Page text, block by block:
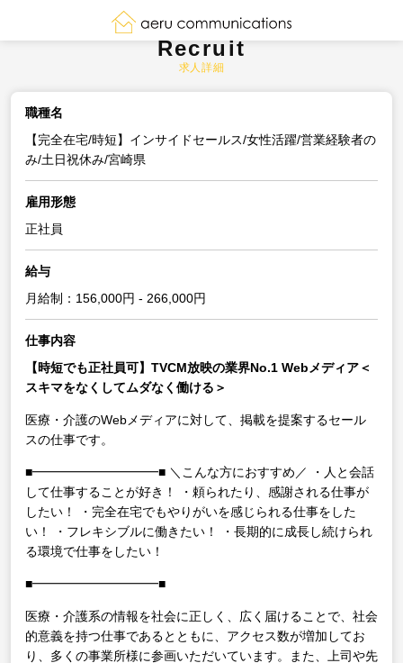
Recruit
求人詳細
職種名
【完全在宅/時短】インサイドセールス/女性活躍/営業経験者の
み/土日祝休み/宮崎県
雇用形態
正社員
給与
月給制：156,000円 - 266,000円
仕事内容
【時短でも正社員可】TVCM放映の業界No.1 Webメディア＜
スキマをなくしてムダなく働ける＞
医療・介護のWebメディアに対して、掲載を提案するセール
スの仕事です。
■━━━━━━━━━━■ ＼こんな方におすすめ／
・人と会話
して仕事することが好き！
・頼られたり、感謝される仕事が
したい！
・完全在宅でもやりがいを感じられる仕事をした
い！
・フレキシブルに働きたい！
・長期的に成長し続けられ
る環境で仕事をしたい！
■━━━━━━━━━━■
医療・介護系の情報を社会に正しく、広く届けることで、社会
的意義を持つ仕事であるとともに、アクセス数が増加してお
り、多くの事業所様に参画いただいています。また、上司や先